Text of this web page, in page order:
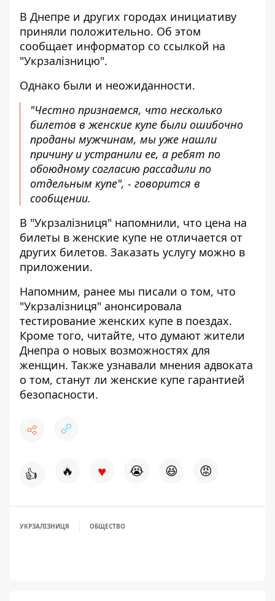
В Днепре и других городах инициативу
приняли положительно. Об этом
сообщает информатор со ссылкой на
"Укрзалізницю".
Однако были и неожиданности.
"Честно признаемся, что несколько
билетов в женские купе были ошибочно
проданы мужчинам, мы уже нашли
причину и устранили ее, а ребят по
обоюдному согласию рассадили по
отдельным купе", - говорится в
сообщении.
В "Укрзалізниця" напомнили, что цена на
билеты в женские купе не отличается от
других билетов. Заказать услугу можно в
приложении.
Напомним, ранее мы писали о том, что
"Укрзалізниця" анонсировала
тестирование женских купе в поездах.
Кроме того, читайте, что думают жители
Днепра о новых возможностях для
женщин. Также узнавали мнения адвоката
о том, станут ли женские купе гарантией
безопасности.
👍 🔥 ♥ 😭 😆 😡
УКРЗАЛІЗНИЦЯ ОБЩЕСТВО